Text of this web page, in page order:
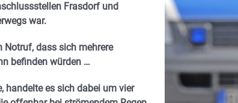
Frasdorf und
war.
Notruf, dass sich mehrere
befinden würden …
handelte es sich dabei um vier